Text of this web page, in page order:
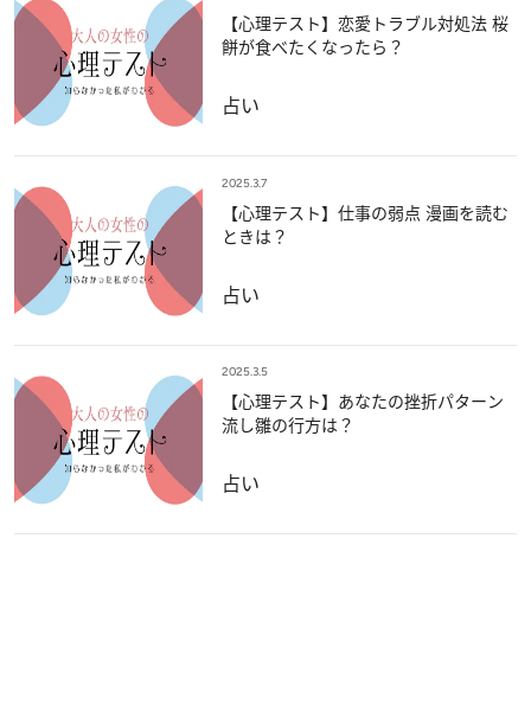
【心理テスト】恋愛トラブル対処法 桜
餅が食べたくなったら？
占い
2025.3.7
【心理テスト】仕事の弱点 漫画を読む
ときは？
占い
2025.3.5
【心理テスト】あなたの挫折パターン
流し雛の行方は？
占い